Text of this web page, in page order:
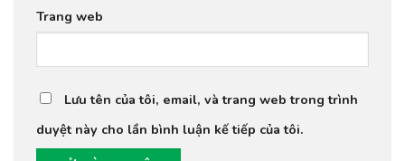
Trang web
Lưu tên của tôi, email, và trang web trong trình
duyệt này cho lần bình luận kế tiếp của tôi.